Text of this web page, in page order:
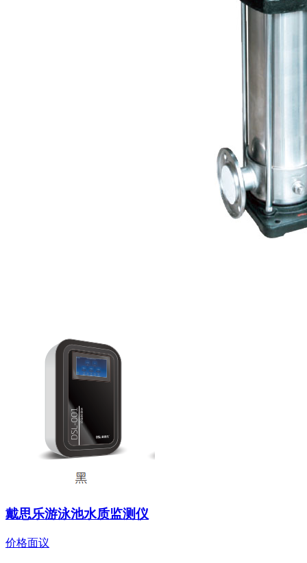
戴思乐游泳池水质监测仪
价格面议